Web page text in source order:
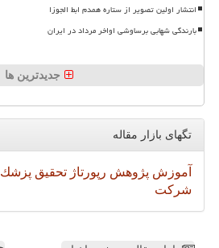
انتشار اولین تصویر از ستاره همدم ابط الجوزا
بارندگی شهابی برساوشی اواخر مرداد در ایران
جدیدترین ها
تگهای بازار مقاله
آموزش پژوهش رپورتاژ تحقیق پزشك
شركت